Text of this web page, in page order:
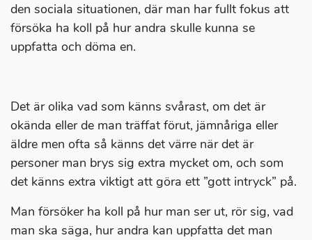
den sociala situationen, där man har fullt fokus att
försöka ha koll på hur andra skulle kunna se
uppfatta och döma en.
Det är olika vad som känns svårast, om det är
okända eller de man träffat förut, jämnåriga eller
äldre men ofta så känns det värre när det är
personer man brys sig extra mycket om, och som
det känns extra viktigt att göra ett ”gott intryck” på.
Man försöker ha koll på hur man ser ut, rör sig, vad
man ska säga, hur andra kan uppfatta det man